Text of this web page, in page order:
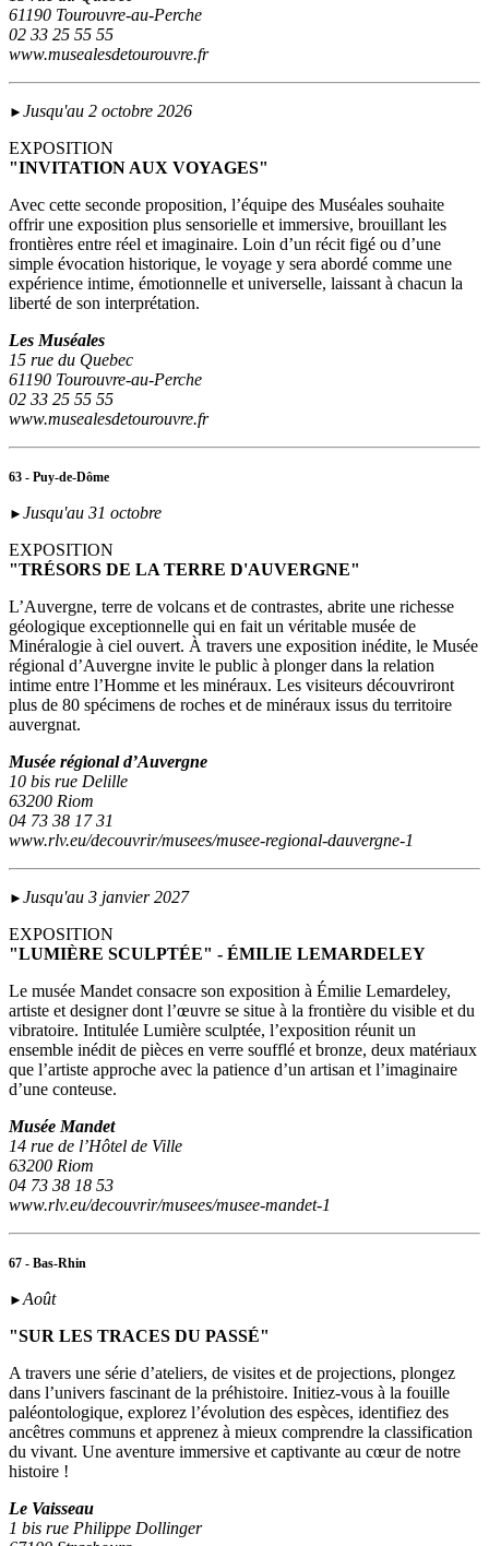
61190 Tourouvre-au-Perche
02 33 25 55 55
www.musealesdetourouvre.fr
► Jusqu'au 2 octobre 2026
EXPOSITION
"INVITATION AUX VOYAGES"
Avec cette seconde proposition, l’équipe des Muséales souhaite
offrir une exposition plus sensorielle et immersive, brouillant les
frontières entre réel et imaginaire. Loin d’un récit figé ou d’une
simple évocation historique, le voyage y sera abordé comme une
expérience intime, émotionnelle et universelle, laissant à chacun la
liberté de son interprétation.
Les Muséales
15 rue du Quebec
61190 Tourouvre-au-Perche
02 33 25 55 55
www.musealesdetourouvre.fr
63 - Puy-de-Dôme
► Jusqu'au 31 octobre
EXPOSITION
"TRÉSORS DE LA TERRE D'AUVERGNE"
L’Auvergne, terre de volcans et de contrastes, abrite une richesse
géologique exceptionnelle qui en fait un véritable musée de
Minéralogie à ciel ouvert. À travers une exposition inédite, le Musée
régional d’Auvergne invite le public à plonger dans la relation
intime entre l’Homme et les minéraux. Les visiteurs découvriront
plus de 80 spécimens de roches et de minéraux issus du territoire
auvergnat.
Musée régional d’Auvergne
10 bis rue Delille
63200 Riom
04 73 38 17 31
www.rlv.eu/decouvrir/musees/musee-regional-dauvergne-1
► Jusqu'au 3 janvier 2027
EXPOSITION
"LUMIÈRE SCULPTÉE" - ÉMILIE LEMARDELEY
Le musée Mandet consacre son exposition à Émilie Lemardeley,
artiste et designer dont l’œuvre se situe à la frontière du visible et du
vibratoire. Intitulée Lumière sculptée, l’exposition réunit un
ensemble inédit de pièces en verre soufflé et bronze, deux matériaux
que l’artiste approche avec la patience d’un artisan et l’imaginaire
d’une conteuse.
Musée Mandet
14 rue de l’Hôtel de Ville
63200 Riom
04 73 38 18 53
www.rlv.eu/decouvrir/musees/musee-mandet-1
67 - Bas-Rhin
►Août
"SUR LES TRACES DU PASSÉ"
A travers une série d’ateliers, de visites et de projections, plongez
dans l’univers fascinant de la préhistoire. Initiez-vous à la fouille
paléontologique, explorez l’évolution des espèces, identifiez des
ancêtres communs et apprenez à mieux comprendre la classification
du vivant. Une aventure immersive et captivante au cœur de notre
histoire !
Le Vaisseau
1 bis rue Philippe Dollinger